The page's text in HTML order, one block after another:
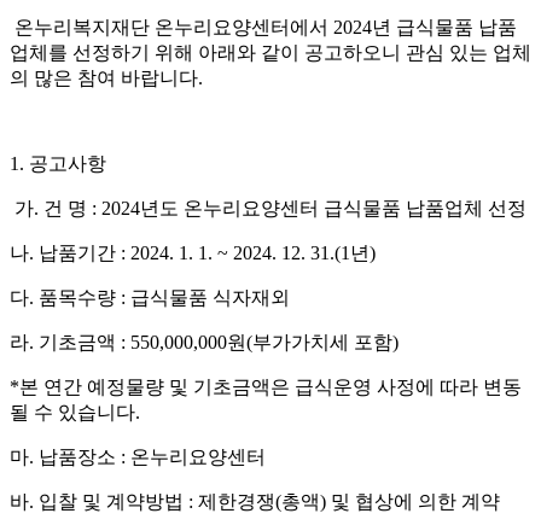
온누리복지재단 온누리요양센터에서 2024년 급식물품 납품
업체를 선정하기 위해 아래와 같이 공고하오니 관심 있는 업체
의 많은 참여 바랍니다.
1. 공고사항
가. 건 명 : 2024년도 온누리요양센터 급식물품 납품업체 선정
나. 납품기간 : 2024. 1. 1. ~ 2024. 12. 31.(1 년)
다. 품목수량 : 급식물품 식자재외
라. 기초금액 : 550,000,000원(부가가치세 포함)
*본 연간 예정물량 및 기초금액은 급식운영 사정에 따라 변동
될 수 있습니다.
마. 납품장소 : 온누리요양센터
바. 입찰 및 계약방법 : 제한경쟁(총액) 및 협상에 의한 계약